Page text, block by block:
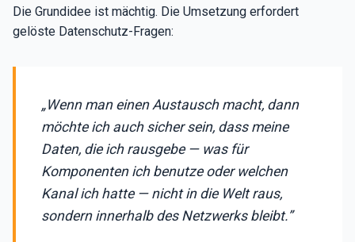
Die Grundidee ist mächtig. Die Umsetzung erfordert
gelöste Datenschutz-Fragen:
„Wenn man einen Austausch macht, dann
möchte ich auch sicher sein, dass meine
Daten, die ich rausgebe — was für
Komponenten ich benutze oder welchen
Kanal ich hatte — nicht in die Welt raus,
sondern innerhalb des Netzwerks bleibt.”